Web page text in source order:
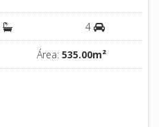
4
Área: 535.00m²